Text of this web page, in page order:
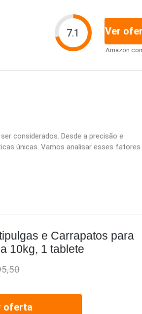
7.1 Ver
considerados. Desde a precisão e
únicas. Vamos analisar esses fatores
e Carrapatos para
10kg, 1 tablete
oferta